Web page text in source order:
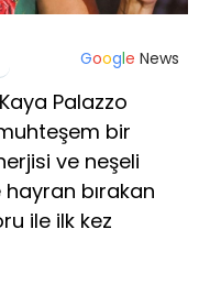
Google News
Palazzo
bir
ve neşeli
hayran bırakan
ile ilk kez